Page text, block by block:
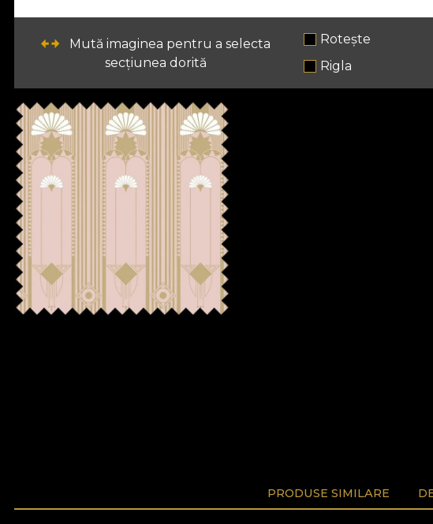
Mută imaginea pentru a selecta
secțiunea dorită
Rotește
Rigla
PRODUSE SIMILARE